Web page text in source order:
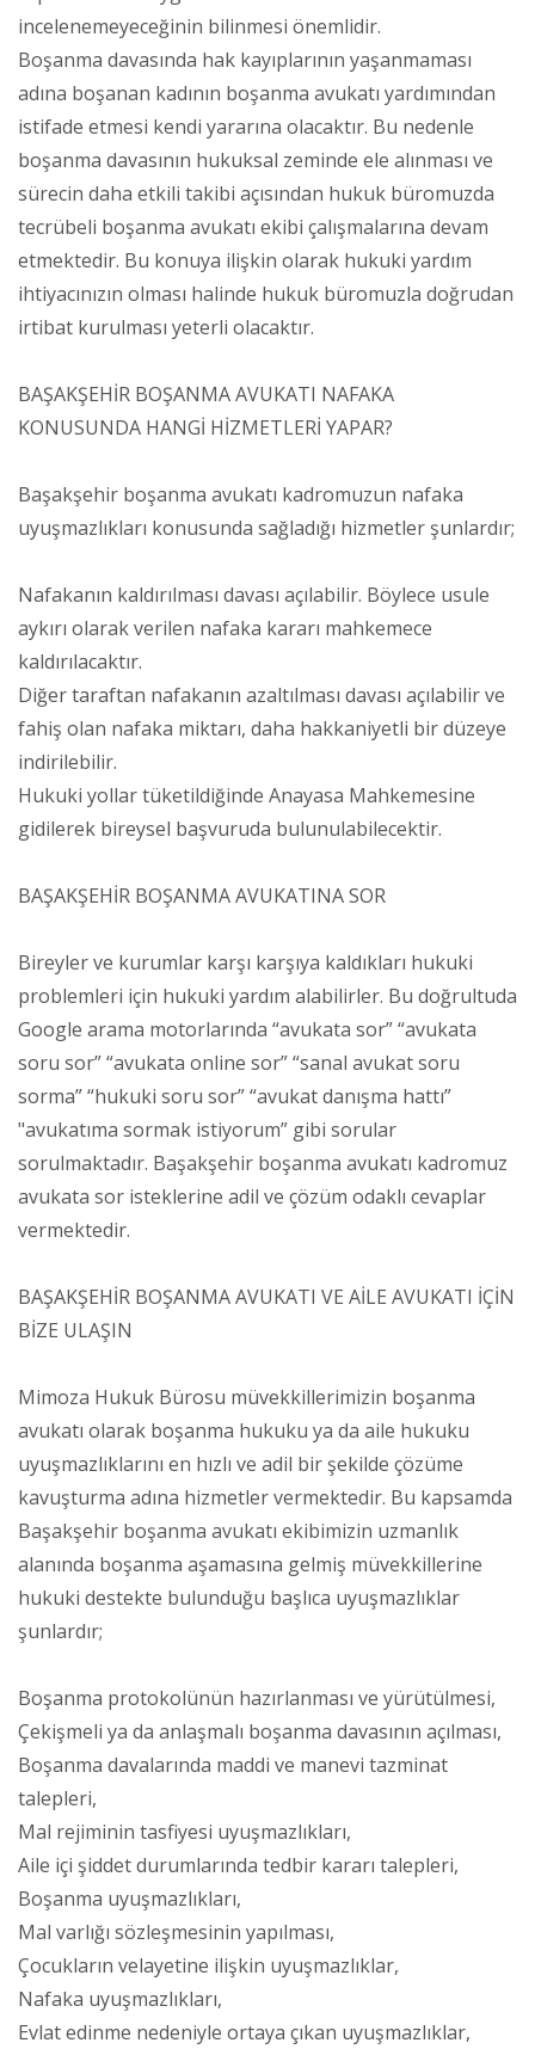
incelenemeyeceğinin bilinmesi önemlidir.
Boşanma davasında hak kayıplarının yaşanmaması
adına boşanan kadının boşanma avukatı yardımından
istifade etmesi kendi yararına olacaktır. Bu nedenle
boşanma davasının hukuksal zeminde ele alınması ve
sürecin daha etkili takibi açısından hukuk büromuzda
tecrübeli boşanma avukatı ekibi çalışmalarına devam
etmektedir. Bu konuya ilişkin olarak hukuki yardım
ihtiyacınızın olması halinde hukuk büromuzla doğrudan
irtibat kurulması yeterli olacaktır.
BAŞAKŞEHİR BOŞANMA AVUKATI NAFAKA
KONUSUNDA HANGİ HİZMETLERİ YAPAR?
Başakşehir boşanma avukatı kadromuzun nafaka
uyuşmazlıkları konusunda sağladığı hizmetler şunlardır;
Nafakanın kaldırılması davası açılabilir. Böylece usule
aykırı olarak verilen nafaka kararı mahkemece
kaldırılacaktır.
Diğer taraftan nafakanın azaltılması davası açılabilir ve
fahiş olan nafaka miktarı, daha hakkaniyetli bir düzeye
indirilebilir.
Hukuki yollar tüketildiğinde Anayasa Mahkemesine
gidilerek bireysel başvuruda bulunulabilecektir.
BAŞAKŞEHİR BOŞANMA AVUKATINA SOR
Bireyler ve kurumlar karşı karşıya kaldıkları hukuki
problemleri için hukuki yardım alabilirler. Bu doğrultuda
Google arama motorlarında “avukata sor” “avukata
soru sor” “avukata online sor” “sanal avukat soru
sorma” “hukuki soru sor” “avukat danışma hattı”
"avukatıma sormak istiyorum” gibi sorular
sorulmaktadır. Başakşehir boşanma avukatı kadromuz
avukata sor isteklerine adil ve çözüm odaklı cevaplar
vermektedir.
BAŞAKŞEHİR BOŞANMA AVUKATI VE AİLE AVUKATI İÇİN
BİZE ULAŞIN
Mimoza Hukuk Bürosu müvekkillerimizin boşanma
avukatı olarak boşanma hukuku ya da aile hukuku
uyuşmazlıklarını en hızlı ve adil bir şekilde çözüme
kavuşturma adına hizmetler vermektedir. Bu kapsamda
Başakşehir boşanma avukatı ekibimizin uzmanlık
alanında boşanma aşamasına gelmiş müvekkillerine
hukuki destekte bulunduğu başlıca uyuşmazlıklar
şunlardır;
Boşanma protokolünün hazırlanması ve yürütülmesi,
Çekişmeli ya da anlaşmalı boşanma davasının açılması,
Boşanma davalarında maddi ve manevi tazminat
talepleri,
Mal rejiminin tasfiyesi uyuşmazlıkları,
Aile içi şiddet durumlarında tedbir kararı talepleri,
Boşanma uyuşmazlıkları,
Mal varlığı sözleşmesinin yapılması,
Çocukların velayetine ilişkin uyuşmazlıklar,
Nafaka uyuşmazlıkları,
Evlat edinme nedeniyle ortaya çıkan uyuşmazlıklar,